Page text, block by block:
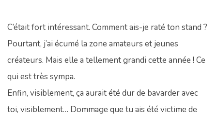
C’était fort intéressant. Comment ais-je raté ton stand ?
Pourtant, j’ai écumé la zone amateurs et jeunes
créateurs. Mais elle a tellement grandi cette année ! Ce
qui est très sympa.
Enfin, visiblement, ça aurait été dur de bavarder avec
toi, visiblement… Dommage que tu ais été victime de